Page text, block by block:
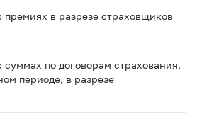
премиях в разрезе страховщиков
суммах по договорам страхования,
периоде, в разрезе